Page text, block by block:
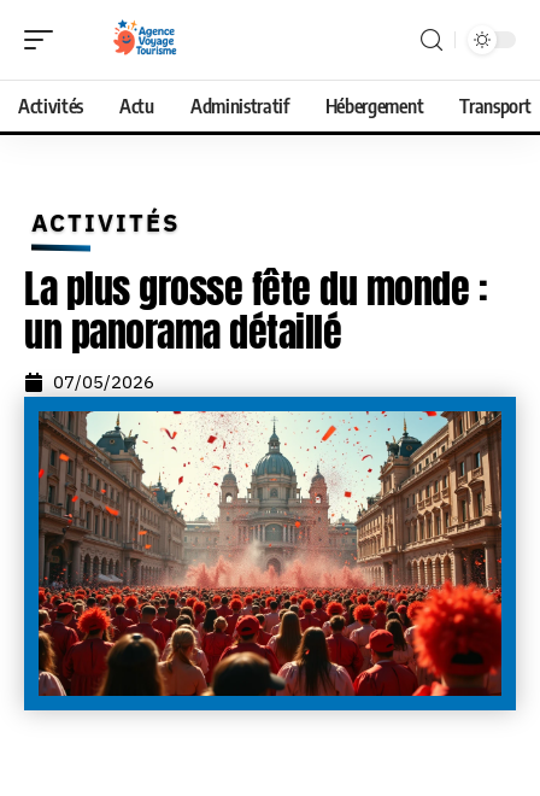
Activités Actu Administratif Hébergement Transport
ACTIVITÉS
La plus grosse fête du monde :
un panorama détaillé
07/05/2026